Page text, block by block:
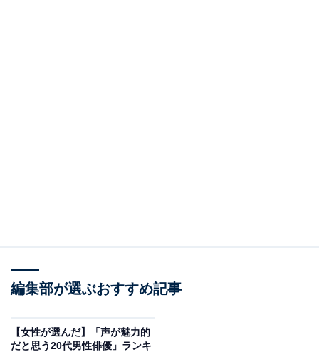
View this post on Instagram
編集部が選ぶおすすめ記事
【女性が選んだ】「声が魅力的
だと思う20代男性俳優」ランキ